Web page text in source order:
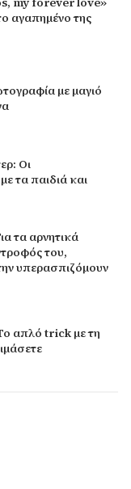
αγαπημένο της
με μαγιό
Οι
τα παιδιά και
τα αρνητικά
του,
υπερασπιζόμουν
απλό trick με τη